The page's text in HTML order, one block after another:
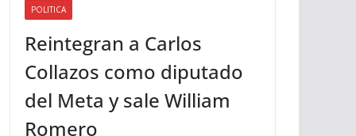
i
b
POLITICA
Reintegran a Carlos
Collazos como diputado
del Meta y sale William
Romero